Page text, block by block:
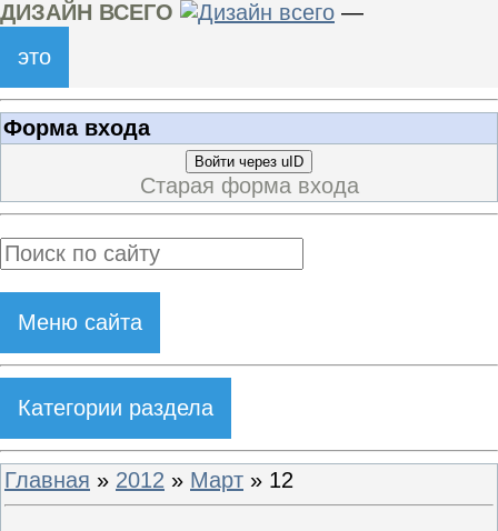
ДИЗАЙН ВСЕГО
—
это
Форма входа
Войти через uID
Старая форма входа
Меню сайта
Категории раздела
Главная » 2012 » Март » 12